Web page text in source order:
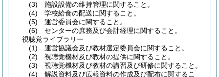
(3) 施設設備の維持管理に関すること。
(4) 学校給食の配送に関すること。
(5) 運営委員会に関すること。
(6) センターの庶務及び会計経理に関すること。
視聴覚ライブラリー
(1) 運営協議会及び教材選定委員会に関すること。
(2) 視聴覚機材及び教材の提供に関すること。
(3) 視聴覚機材及び教材の講習及び研修に関すること。
(4) 解説資料及び広報資料の作成及び配布に関するこ